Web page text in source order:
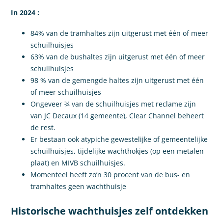
In 2024 :
84% van de tramhaltes zijn uitgerust met één of meer
schuilhuisjes
63% van de bushaltes zijn uitgerust met één of meer
schuilhuisjes
98 % van de gemengde haltes zijn uitgerust met één
of meer schuilhuisjes
Ongeveer ¾ van de schuilhuisjes met reclame zijn
van JC Decaux (14 gemeente), Clear Channel beheert
de rest.
Er bestaan ook atypiche gewestelijke of gemeentelijke
schuilhuisjes, tijdelijke wachthokjes (op een metalen
plaat) en MIVB schuilhuisjes.
Momenteel heeft zo’n 30 procent van de bus- en
tramhaltes geen wachthuisje
Historische wachthuisjes zelf ontdekken